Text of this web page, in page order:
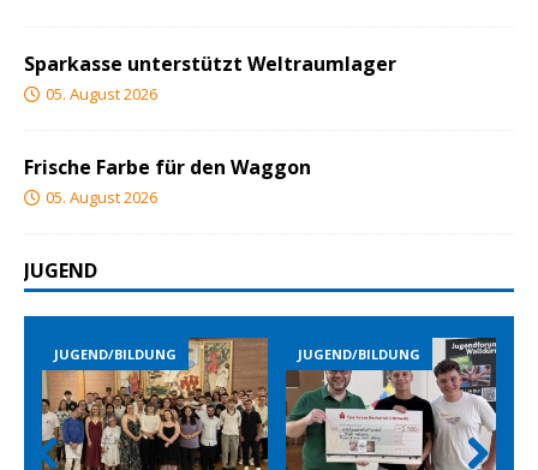
Sparkasse unterstützt Weltraumlager
05. August 2026
Frische Farbe für den Waggon
05. August 2026
JUGEND
JUGEND/BILDUNG JUGEND/BILDUNG